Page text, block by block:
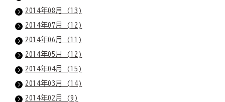
2014年08月 (13)
2014年07月 (12)
2014年06月 (11)
2014年05月 (12)
2014年04月 (15)
2014年03月 (14)
2014年02月 (9)